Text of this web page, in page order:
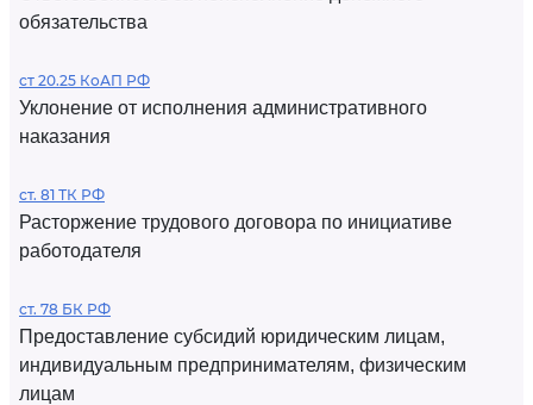
обязательства
ст 20.25 КоАП РФ
Уклонение от исполнения административного
наказания
ст. 81 ТК РФ
Расторжение трудового договора по инициативе
работодателя
ст. 78 БК РФ
Предоставление субсидий юридическим лицам,
индивидуальным предпринимателям, физическим
лицам